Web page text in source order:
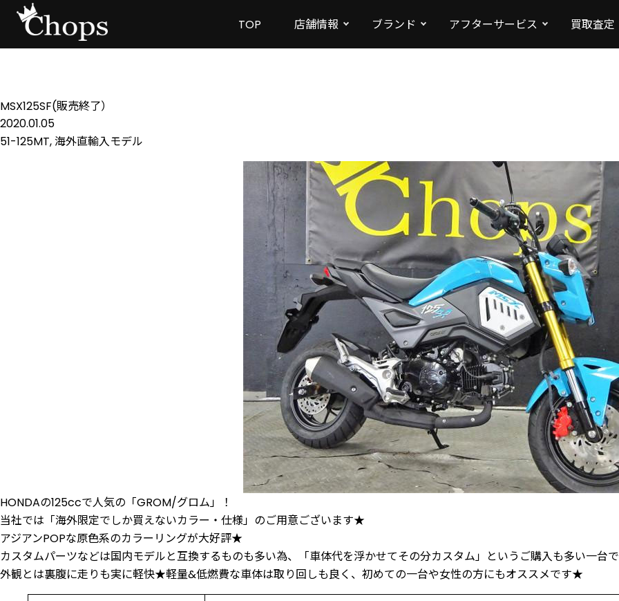
TOP 店舗情報 ブランド アフターサービス 買取査定
MSX125SF(販売終了）
2020.01.05
51-125MT,海外直輸入モデル
HONDAの125ccで人気の「GROM/グロム」！
当社では「海外限定でしか買えないカラー・仕様」のご用意ございます★
アジアンPOPな原色系のカラーリングが大好評★
カスタムパーツなどは国内モデルと互換するものも多い為、「車体代を浮かせてその分カスタム」というご購入も多い一台
外観とは裏腹に走りも実に軽快★軽量&低燃費な車体は取り回しも良く、初めての一台や女性の方にもオススメです★